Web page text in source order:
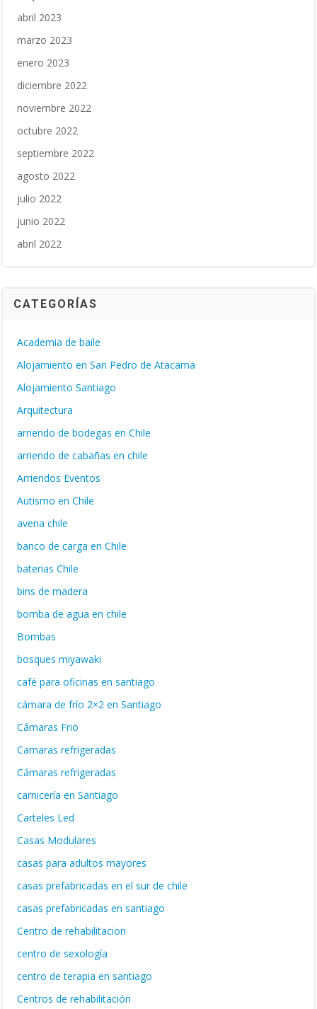
abril 2023
marzo 2023
enero 2023
diciembre 2022
noviembre 2022
octubre 2022
septiembre 2022
agosto 2022
julio 2022
junio 2022
abril 2022
CATEGORÍAS
Academia de baile
Alojamiento en San Pedro de Atacama
Alojamiento Santiago
Arquitectura
arriendo de bodegas en Chile
arriendo de cabañas en chile
Arriendos Eventos
Autismo en Chile
avena chile
banco de carga en Chile
baterias Chile
bins de madera
bomba de agua en chile
Bombas
bosques miyawaki
café para oficinas en santiago
cámara de frío 2×2 en Santiago
Cámaras Frio
Camaras refrigeradas
Cámaras refrigeradas
carnicería en Santiago
Carteles Led
Casas Modulares
casas para adultos mayores
casas prefabricadas en el sur de chile
casas prefabricadas en santiago
Centro de rehabilitacion
centro de sexología
centro de terapia en santiago
Centros de rehabilitación